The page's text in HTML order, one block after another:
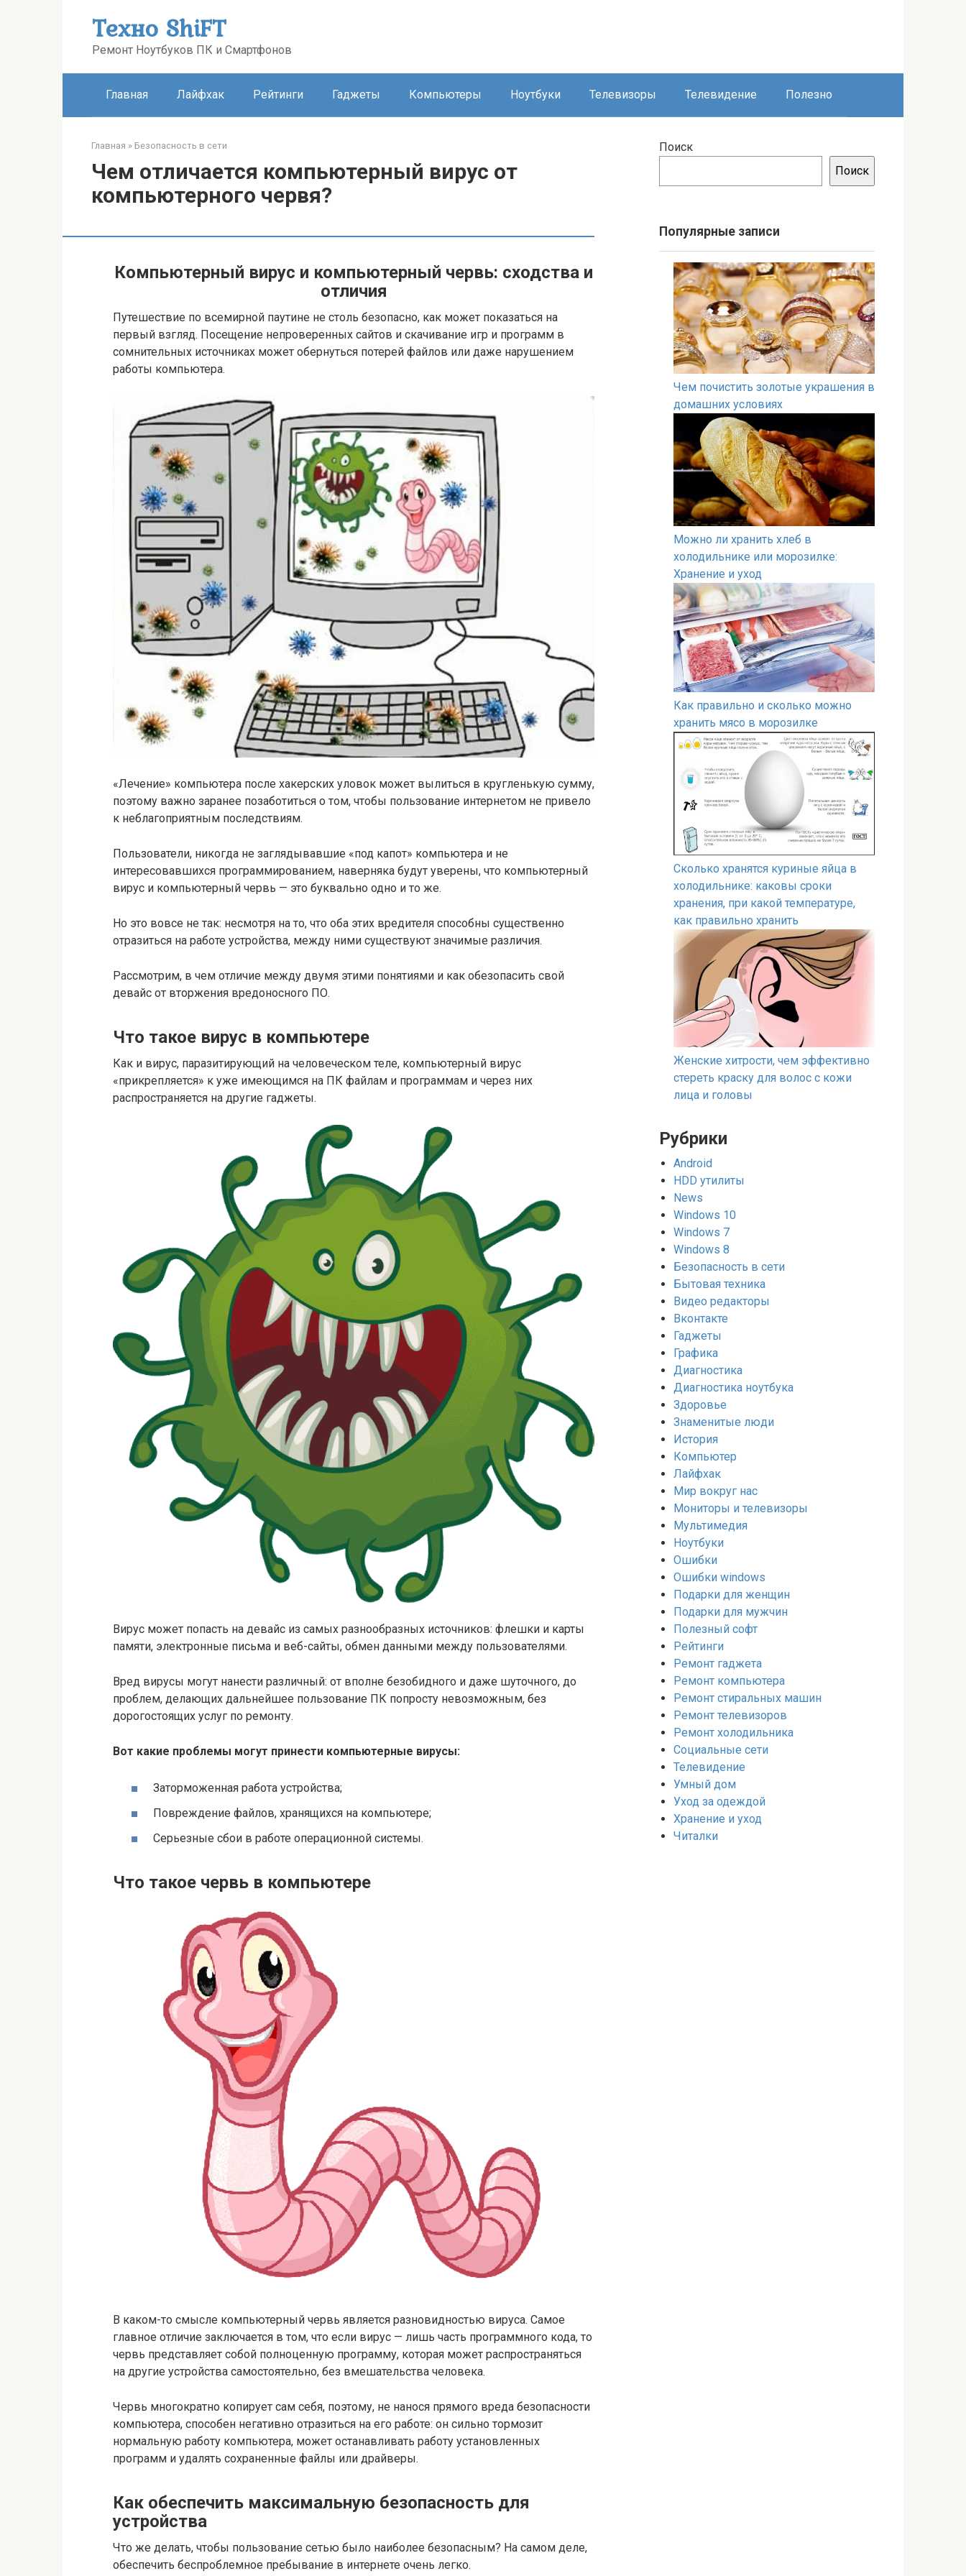
Техно ShiFT
Ремонт Ноутбуков ПК и Смартфонов
Главная Лайфхак Рейтинги Гаджеты Компьютеры Ноутбуки Телевизоры Телевидение Полезно
Главная » Безопасность в сети
Чем отличается компьютерный вирус от
компьютерного червя?
Компьютерный вирус и компьютерный червь: сходства и
отличия
Путешествие по всемирной паутине не столь безопасно, как может показаться на
первый взгляд. Посещение непроверенных сайтов и скачивание игр и программ в
сомнительных источниках может обернуться потерей файлов или даже нарушением
работы компьютера.
«Лечение» компьютера после хакерских уловок может вылиться в кругленькую сумму,
поэтому важно заранее позаботиться о том, чтобы пользование интернетом не привело
к неблагоприятным последствиям.
Пользователи, никогда не заглядывавшие «под капот» компьютера и не
интересовавшихся программированием, наверняка будут уверены, что компьютерный
вирус и компьютерный червь — это буквально одно и то же.
Но это вовсе не так: несмотря на то, что оба этих вредителя способны существенно
отразиться на работе устройства, между ними существуют значимые различия.
Рассмотрим, в чем отличие между двумя этими понятиями и как обезопасить свой
девайс от вторжения вредоносного ПО.
Что такое вирус в компьютере
Как и вирус, паразитирующий на человеческом теле, компьютерный вирус
«прикрепляется» к уже имеющимся на ПК файлам и программам и через них
распространяется на другие гаджеты.
Вирус может попасть на девайс из самых разнообразных источников: флешки и карты
памяти, электронные письма и веб-сайты, обмен данными между пользователями.
Вред вирусы могут нанести различный: от вполне безобидного и даже шуточного, до
проблем, делающих дальнейшее пользование ПК попросту невозможным, без
дорогостоящих услуг по ремонту.
Вот какие проблемы могут принести компьютерные вирусы:
Заторможенная работа устройства;
Повреждение файлов, хранящихся на компьютере;
Серьезные сбои в работе операционной системы.
Что такое червь в компьютере
В каком-то смысле компьютерный червь является разновидностью вируса. Самое
главное отличие заключается в том, что если вирус — лишь часть программного кода, то
червь представляет собой полноценную программу, которая может распространяться
на другие устройства самостоятельно, без вмешательства человека.
Червь многократно копирует сам себя, поэтому, не нанося прямого вреда безопасности
компьютера, способен негативно отразиться на его работе: он сильно тормозит
нормальную работу компьютера, может останавливать работу установленных
программ и удалять сохраненные файлы или драйверы.
Как обеспечить максимальную безопасность для
устройства
Что же делать, чтобы пользование сетью было наиболее безопасным? На самом деле,
обеспечить беспроблемное пребывание в интернете очень легко.
Поиск
Поиск
Популярные записи
Чем почистить золотые украшения в
домашних условиях
Можно ли хранить хлеб в
холодильнике или морозилке:
Хранение и уход
Как правильно и сколько можно
хранить мясо в морозилке
Сколько хранятся куриные яйца в
холодильнике: каковы сроки
хранения, при какой температуре,
как правильно хранить
Женские хитрости, чем эффективно
стереть краску для волос с кожи
лица и головы
Рубрики
Android
HDD утилиты
News
Windows 10
Windows 7
Windows 8
Безопасность в сети
Бытовая техника
Видео редакторы
Вконтакте
Гаджеты
Графика
Диагностика
Диагностика ноутбука
Здоровье
Знаменитые люди
История
Компьютер
Лайфхак
Мир вокруг нас
Мониторы и телевизоры
Мультимедия
Ноутбуки
Ошибки
Ошибки windows
Подарки для женщин
Подарки для мужчин
Полезный софт
Рейтинги
Ремонт гаджета
Ремонт компьютера
Ремонт стиральных машин
Ремонт телевизоров
Ремонт холодильника
Социальные сети
Телевидение
Умный дом
Уход за одеждой
Хранение и уход
Читалки